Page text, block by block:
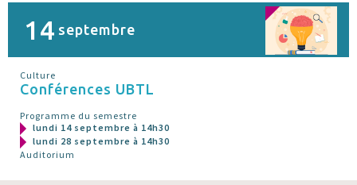
14 septembre
Culture
Conférences UBTL
Programme du semestre
lundi 14 septembre à 14h30
lundi 28 septembre à 14h30
Auditorium